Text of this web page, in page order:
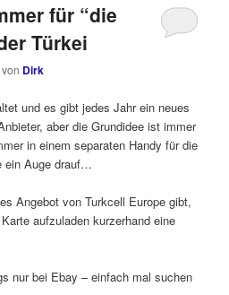
für “die
Türkei
von Dirk
und es gibt jedes Jahr ein neues
aber die Grundidee ist immer
in einem separaten Handy für die
ein Auge drauf…
Angebot von Turkcell Europe gibt,
aufzuladen kurzerhand eine
nur bei Ebay – einfach mal suchen